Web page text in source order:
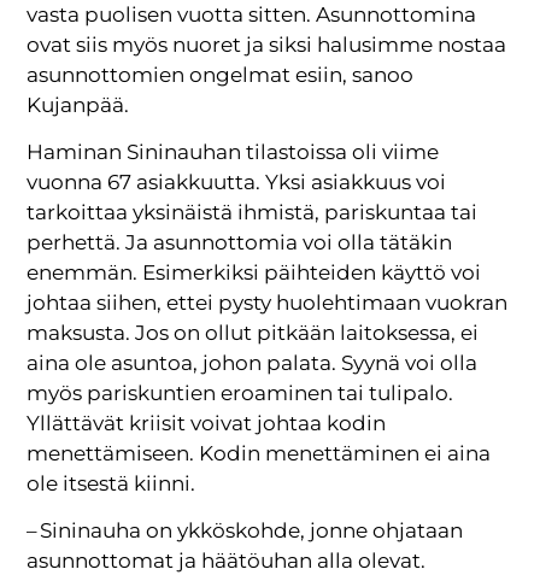
vasta puolisen vuotta sitten. Asunnottomina
ovat siis myös nuoret ja siksi halusimme nostaa
asunnottomien ongelmat esiin, sanoo
Kujanpää.
Haminan Sininauhan tilastoissa oli viime
vuonna 67 asiakkuutta. Yksi asiakkuus voi
tarkoittaa yksinäistä ihmistä, pariskuntaa tai
perhettä. Ja asunnottomia voi olla tätäkin
enemmän. Esimerkiksi päihteiden käyttö voi
johtaa siihen, ettei pysty huolehtimaan vuokran
maksusta. Jos on ollut pitkään laitoksessa, ei
aina ole asuntoa, johon palata. Syynä voi olla
myös pariskuntien eroaminen tai tulipalo.
Yllättävät kriisit voivat johtaa kodin
menettämiseen. Kodin menettäminen ei aina
ole itsestä kiinni.
– Sininauha on ykköskohde, jonne ohjataan
asunnottomat ja häätöuhan alla olevat.